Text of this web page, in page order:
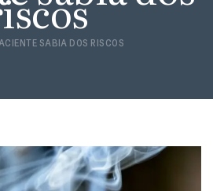
SABIA DOS RISCOS